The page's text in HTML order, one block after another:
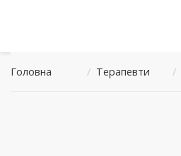
Головна / Терапевти /